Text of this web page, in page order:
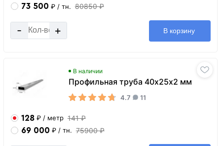
73 500 ₽ / тн. 80850 ₽
- + В корзину
В наличии
Профильная труба 40х25х2 мм
4.7 11
128 ₽ / метр 141 ₽
69 000 ₽ / тн. 75900 ₽